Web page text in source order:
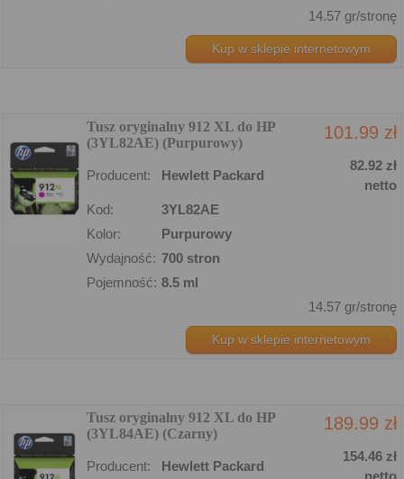
14.57 gr/stronę
Kup w sklepie internetowym
Tusz oryginalny 912 XL do HP
(3YL82AE) (Purpurowy)
101.99 zł
Producent: Hewlett Packard
82.92 zł
netto
Kod:
3YL82AE
Kolor:
Purpurowy
Wydajność: 700 stron
Pojemność: 8.5 ml
14.57 gr/stronę
Kup w sklepie internetowym
Tusz oryginalny 912 XL do HP
(3YL84AE) (Czarny)
189.99 zł
Producent: Hewlett Packard
154.46 zł
netto